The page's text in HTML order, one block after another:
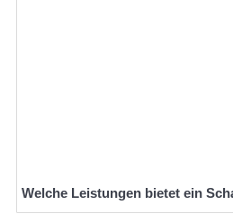
Welche Leistungen bietet ein